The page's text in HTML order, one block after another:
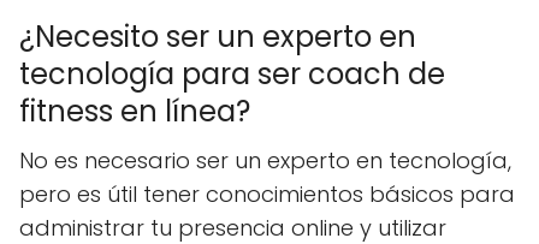
¿Necesito ser un experto en
tecnología para ser coach de
fitness en línea?
No es necesario ser un experto en tecnología,
pero es útil tener conocimientos básicos para
administrar tu presencia online y utilizar